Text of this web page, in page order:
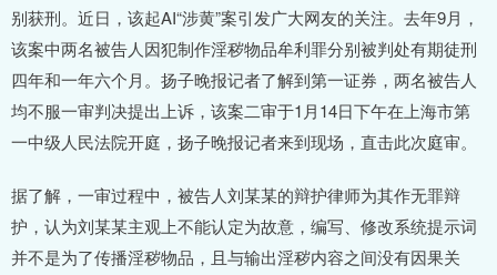
别获刑。近日，该起AI“涉黄”案引发广大网友的关注。去年9月，
该案中两名被告人因犯制作淫秽物品牟利罪分别被判处有期徒刑
四年和一年六个月。扬子晚报记者了解到第一证券，两名被告人
均不服一审判决提出上诉，该案二审于1月14日下午在上海市第
一中级人民法院开庭，扬子晚报记者来到现场，直击此次庭审。
据了解，一审过程中，被告人刘某某的辩护律师为其作无罪辩
护，认为刘某某主观上不能认定为故意，编写、修改系统提示词
并不是为了传播淫秽物品，且与输出淫秽内容之间没有因果关